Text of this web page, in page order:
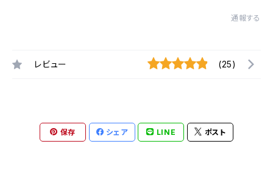
通報する
レビュー (25)
保存 シェア LINE ポスト